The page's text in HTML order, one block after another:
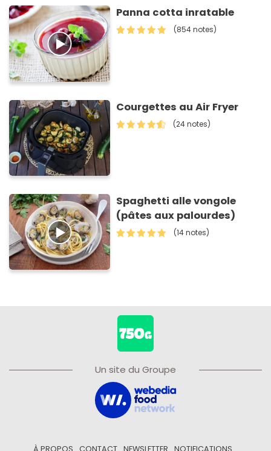
Panna cotta inratable
(854 notes)
Courgettes au Air Fryer
(24 notes)
Spaghetti alle vongole
(pâtes aux palourdes)
(14 notes)
Un site du Groupe